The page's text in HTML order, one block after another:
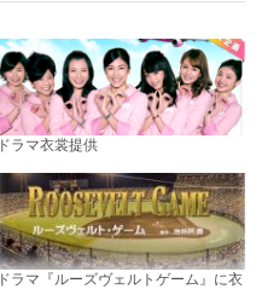
ドラマ衣裳提供
ドラマ『ルーズヴェルトゲーム』に衣